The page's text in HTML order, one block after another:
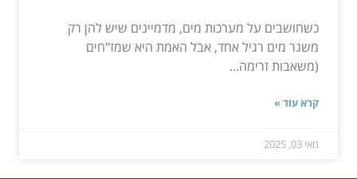
כשחושבים על מערכות מים, מדמיינים שיש להן רק
משגר מים רגיל אחד, אבל האמת היא שמז"חים
(משאבות זרימה...
קרא עוד »
מאי 03, 2025